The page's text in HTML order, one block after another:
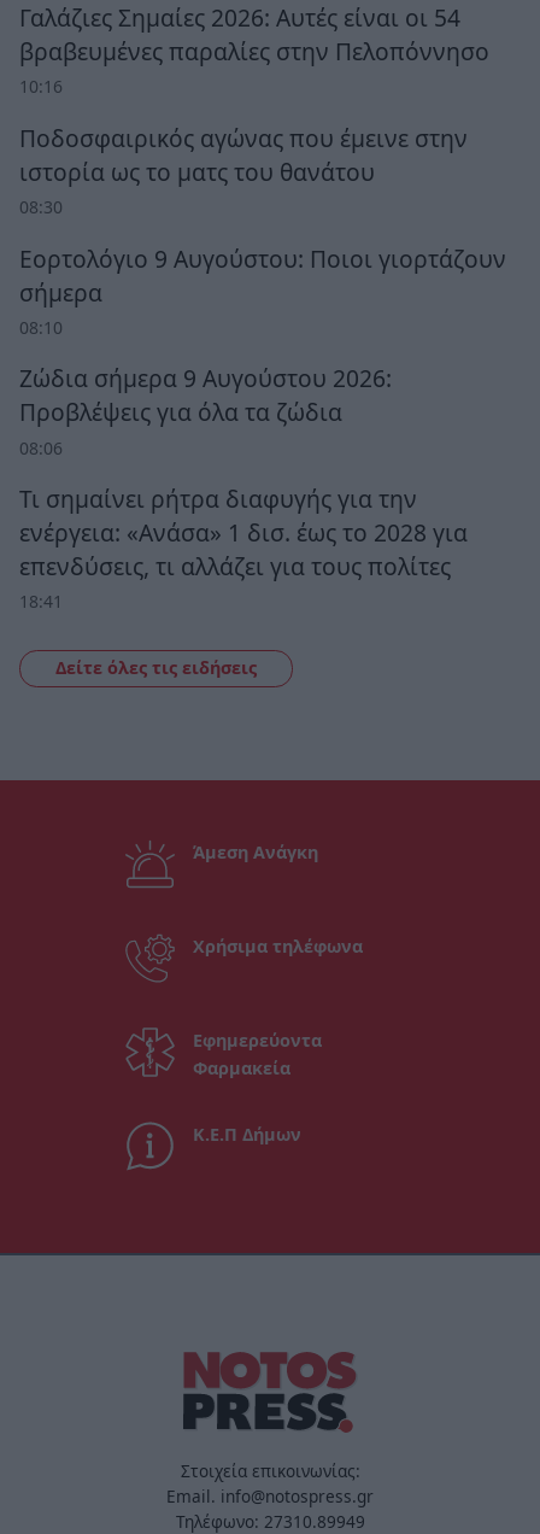
Γαλάζιες Σημαίες 2026: Αυτές είναι οι 54
βραβευμένες παραλίες στην Πελοπόννησο
10:16
Ποδοσφαιρικός αγώνας που έμεινε στην
ιστορία ως το ματς του θανάτου
08:30
Εορτολόγιο 9 Αυγούστου: Ποιοι γιορτάζουν
σήμερα
08:10
Ζώδια σήμερα 9 Αυγούστου 2026:
Προβλέψεις για όλα τα ζώδια
08:06
Τι σημαίνει ρήτρα διαφυγής για την
ενέργεια: «Ανάσα» 1 δισ. έως το 2028 για
επενδύσεις, τι αλλάζει για τους πολίτες
18:41
Δείτε όλες τις ειδήσεις
Άμεση Ανάγκη
Χρήσιμα τηλέφωνα
Εφημερεύοντα
Φαρμακεία
Κ.Ε.Π Δήμων
Στοιχεία επικοινωνίας:
Email. info@notospress.gr
Τηλέφωνο: 27310.89949